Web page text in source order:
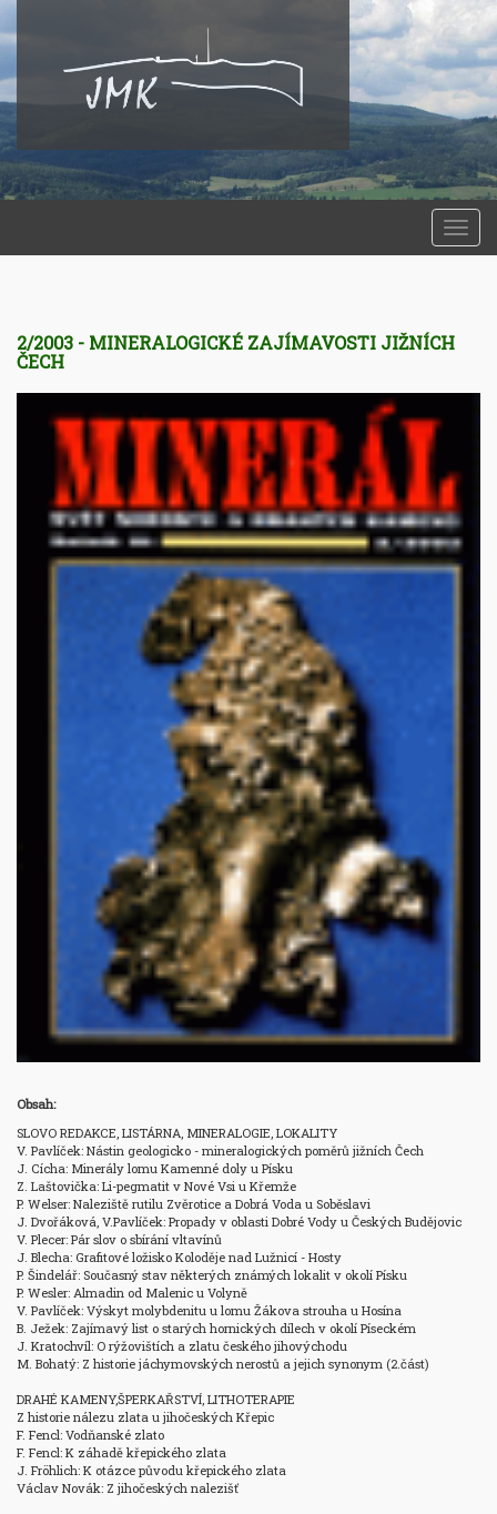
2/2003 - MINERALOGICKÉ ZAJÍMAVOSTI JIŽNÍCH
ČECH
Obsah:
SLOVO REDAKCE, LISTÁRNA, MINERALOGIE, LOKALITY
V. Pavlíček: Nástin geologicko - mineralogických poměrů jižních Čech
J. Cícha: Minerály lomu Kamenné doly u Písku
Z. Laštovička: Li-pegmatit v Nové Vsi u Křemže
P. Welser: Naleziště rutilu Zvěrotice a Dobrá Voda u Soběslavi
J. Dvořáková, V.Pavlíček: Propady v oblasti Dobré Vody u Českých Budějovic
V. Plecer: Pár slov o sbírání vltavínů
J. Blecha: Grafitové ložisko Koloděje nad Lužnicí - Hosty
P. Šindelář: Současný stav některých známých lokalit v okolí Písku
P. Wesler: Almadin od Malenic u Volyně
V. Pavlíček: Výskyt molybdenitu u lomu Žákova strouha u Hosína
B. Ježek: Zajímavý list o starých hornických dílech v okolí Píseckém
J. Kratochvíl: O rýžovištích a zlatu českého jihovýchodu
M. Bohatý: Z historie jáchymovských nerostů a jejich synonym (2.část)
DRAHÉ KAMENY,ŠPERKAŘSTVÍ, LITHOTERAPIE
Z historie nálezu zlata u jihočeských Křepic
F. Fencl: Vodňanské zlato
F. Fencl: K záhadě křepického zlata
J. Fröhlich: K otázce původu křepického zlata
Václav Novák: Z jihočeských nalezišť